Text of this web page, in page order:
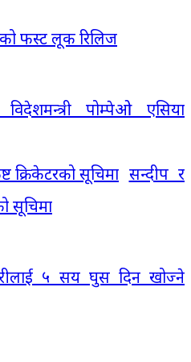
को फस्ट लूक रिलिज
पोम्पेओ एसिया
सन्दीप र
सूचिमा
५ सय घुस दिन खोज्ने